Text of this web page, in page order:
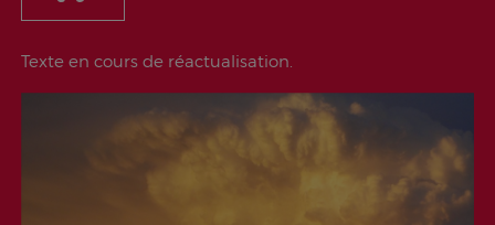
Texte en cours de réactualisation.